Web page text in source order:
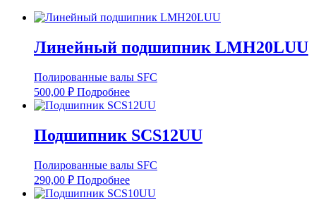
Линейный подшипник LMH20LUU
Полированные валы SFC
500,00 ₽ Подробнее
Подшипник SCS12UU
Полированные валы SFC
290,00 ₽ Подробнее